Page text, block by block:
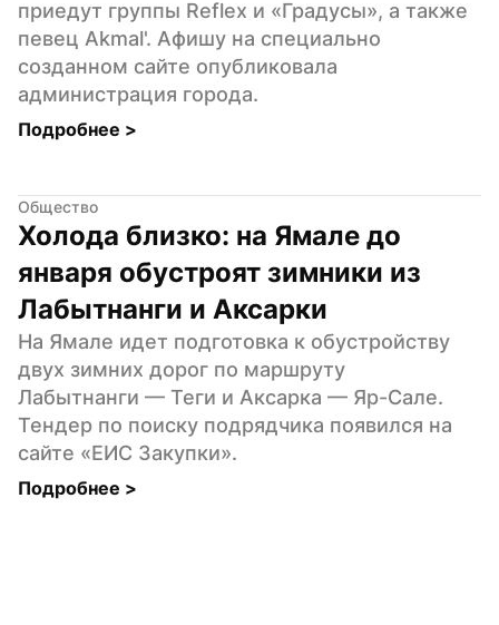
приедут группы Reflex и «Градусы», а также
певец Akmal'. Афишу на специально
созданном сайте опубликовала
администрация города.
Подробнее >
Общество
Холода близко: на Ямале до
января обустроят зимники из
Лабытнанги и Аксарки
На Ямале идет подготовка к обустройству
двух зимних дорог по маршруту
Лабытнанги — Теги и Аксарка — Яр-Сале.
Тендер по поиску подрядчика появился на
сайте «ЕИС Закупки».
Подробнее >